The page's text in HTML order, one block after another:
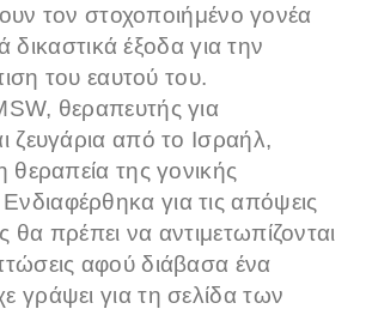
τον στοχοποιήμένο γονέα
δικαστικά έξοδα για την
του εαυτού του.
θεραπευτής για
ζευγάρια από το Ισραήλ,
θεραπεία της γονικής
για τις απόψεις
θα πρέπει να αντιμετωπίζονται
αφού διάβασα ένα
γράψει για τη σελίδα των